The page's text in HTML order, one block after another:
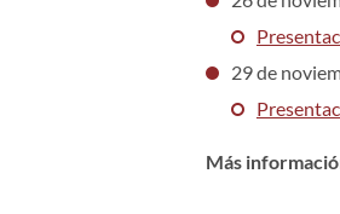
29 de
Más